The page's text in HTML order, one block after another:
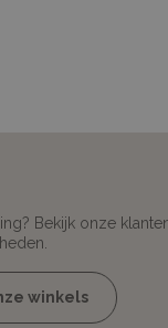
Bekijk onze
winkels